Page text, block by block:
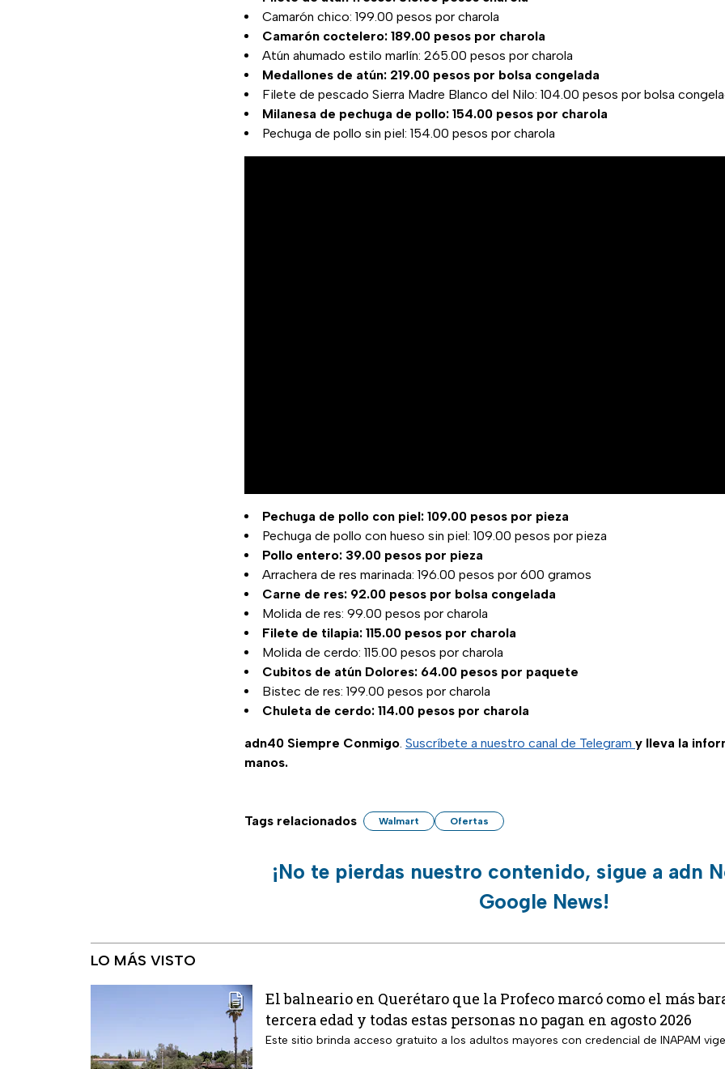
Camarón chico: 199.00 pesos por charola
Camarón coctelero: 189.00 pesos por charola
Atún ahumado estilo marlín: 265.00 pesos por charola
Medallones de atún: 219.00 pesos por bolsa congelada
Filete de pescado Sierra Madre Blanco del Nilo: 104.00 pesos por bolsa
Milanesa de pechuga de pollo: 154.00 pesos por charola
Pechuga de pollo sin piel: 154.00 pesos por charola
Pechuga de pollo con piel: 109.00 pesos por pieza
Pechuga de pollo con hueso sin piel: 109.00 pesos por pieza
Pollo entero: 39.00 pesos por pieza
Arrachera de res marinada: 196.00 pesos por 600 gramos
Carne de res: 92.00 pesos por bolsa congelada
Molida de res: 99.00 pesos por charola
Filete de tilapia: 115.00 pesos por charola
Molida de cerdo: 115.00 pesos por charola
Cubitos de atún Dolores: 64.00 pesos por paquete
Bistec de res: 199.00 pesos por charola
Chuleta de cerdo: 114.00 pesos por charola
adn40 Siempre Conmigo Suscríbete a nuestro canal de Telegram y lleva la
manos.
Tags relacionados Walmart Ofertas
¡No te pierdas nuestro contenido, sigue a adn
Google News!
LO MÁS VISTO
El balneario en Querétaro que la Profeco marcó como el más
tercera edad y todas estas personas no pagan en agosto 2026
Este sitio brinda acceso gratuito a los adultos mayores con credencial de INAPAM